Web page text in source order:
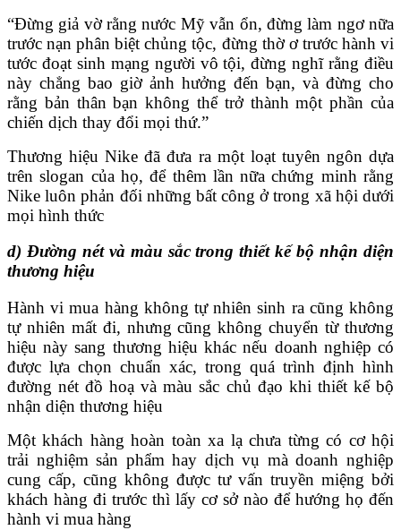
“Đừng giả vờ rằng nước Mỹ vẫn ổn, đừng làm ngơ nữa
trước nạn phân biệt chủng tộc, đừng thờ ơ trước hành vi
tước đoạt sinh mạng người vô tội, đừng nghĩ rằng điều
này chẳng bao giờ ảnh hưởng đến bạn, và đừng cho
rằng bản thân bạn không thể trở thành một phần của
chiến dịch thay đổi mọi thứ.”
Thương hiệu Nike đã đưa ra một loạt tuyên ngôn dựa
trên slogan của họ, để thêm lần nữa chứng minh rằng
Nike luôn phản đối những bất công ở trong xã hội dưới
mọi hình thức
d) Đường nét và màu sắc trong thiết kế bộ nhận diện
thương hiệu
Hành vi mua hàng không tự nhiên sinh ra cũng không
tự nhiên mất đi, nhưng cũng không chuyển từ thương
hiệu này sang thương hiệu khác nếu doanh nghiệp có
được lựa chọn chuẩn xác, trong quá trình định hình
đường nét đồ hoạ và màu sắc chủ đạo khi thiết kế bộ
nhận diện thương hiệu
Một khách hàng hoàn toàn xa lạ chưa từng có cơ hội
trải nghiệm sản phẩm hay dịch vụ mà doanh nghiệp
cung cấp, cũng không được tư vấn truyền miệng bởi
khách hàng đi trước thì lấy cơ sở nào để hướng họ đến
hành vi mua hàng